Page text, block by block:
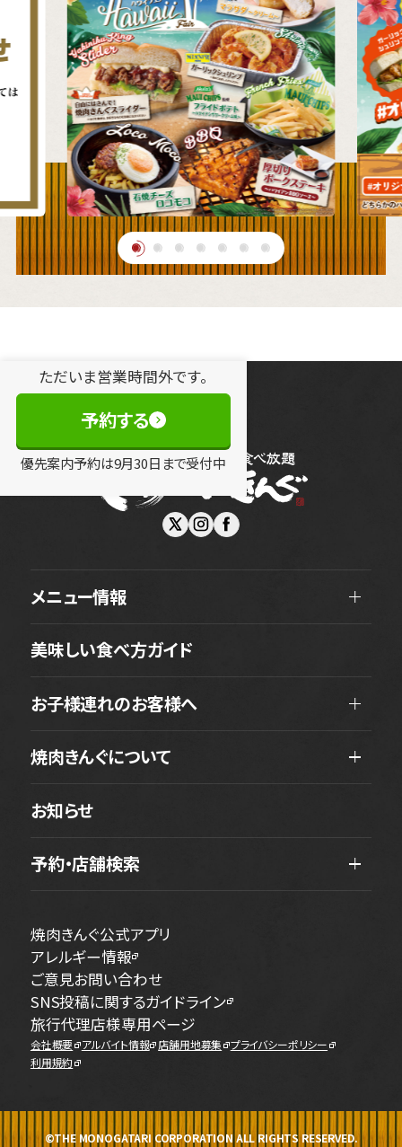
ただいま営業時間外です。
予約する
優先案内予約は9月30日 まで受付中
メニュー情報
美味しい食べ方ガイド
お子様連れのお客様へ
焼肉きんぐについて
お知らせ
予約・店舗検索
焼肉きんぐ公式アプリ
アレルギー情報
ご意見お問い合わせ
SNS投稿に関するガイドライン
旅行代理店様専用ページ
会社概要 アルバイト情報 店舗用地募集
プライバシーポリシー
利用規約
©THE MONOGATARI CORPORATION ALL RIGHTS RESERVED.